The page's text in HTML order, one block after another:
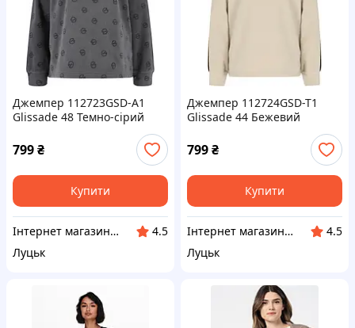
Джемпер 112723GSD-A1
Glissade 48 Темно-сірий
799₴
Купити
Інтернет магазин LISPO
4.5
Луцьк
Джемпер 112724GSD-T1
Glissade 44 Бежевий
799₴
Купити
Інтернет магазин LISPO
4.5
Луцьк